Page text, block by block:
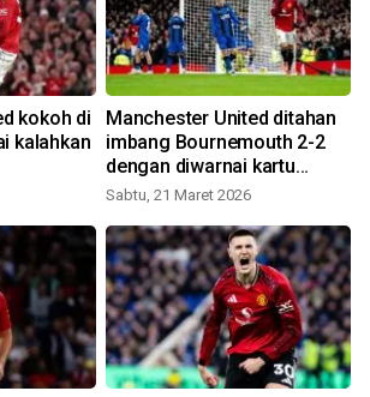
kokoh di
kalahkan
Manchester United ditahan
imbang Bournemouth 2-2
dengan diwarnai kartu
merah Maguire
Sabtu, 21 Maret 2026